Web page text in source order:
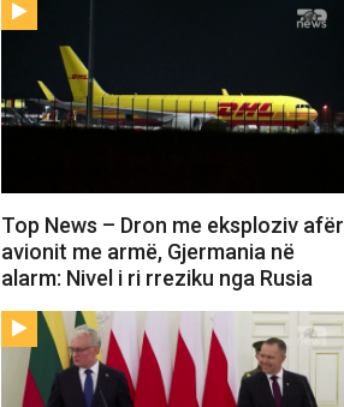
Top News – Dron me eksploziv afër
avionit me armë, Gjermania në
alarm: Nivel i ri rreziku nga Rusia